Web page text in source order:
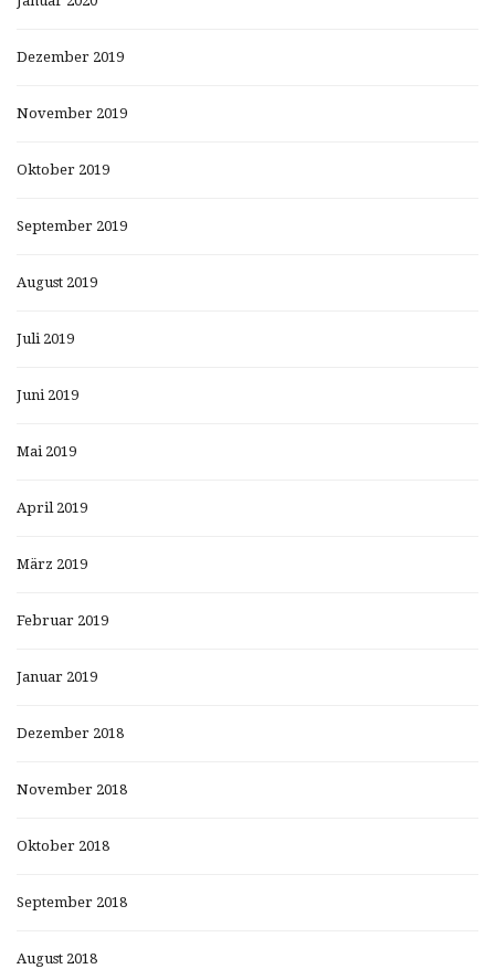
Dezember 2019
November 2019
Oktober 2019
September 2019
August 2019
Juli 2019
Juni 2019
Mai 2019
April 2019
März 2019
Februar 2019
Januar 2019
Dezember 2018
November 2018
Oktober 2018
September 2018
August 2018